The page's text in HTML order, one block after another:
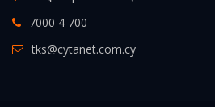
7000 4 700
tks@cytanet.com.cy